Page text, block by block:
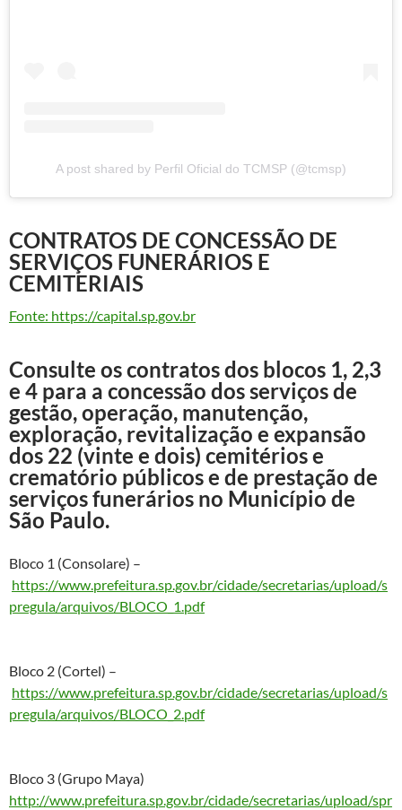
A post shared by Perfil Oficial do TCMSP (@tcmsp)
CONTRATOS DE CONCESSÃO DE
SERVIÇOS FUNERÁRIOS E
CEMITERIAIS
Fonte: https://capital.sp.gov.br
Consulte os contratos dos blocos 1, 2,3
e 4 para a concessão dos serviços de
gestão, operação, manutenção,
exploração, revitalização e expansão
dos 22 (vinte e dois) cemitérios e
crematório públicos e de prestação de
serviços funerários no Município de
São Paulo.
Bloco 1 (Consolare) –
https://www.prefeitura.sp.gov.br/cidade/secretarias/upload/s
pregula/arquivos/BLOCO_1.pdf
Bloco 2 (Cortel) –
https://www.prefeitura.sp.gov.br/cidade/secretarias/upload/s
pregula/arquivos/BLOCO_2.pdf
Bloco 3 (Grupo Maya)
http://www.prefeitura.sp.gov.br/cidade/secretarias/upload/spr